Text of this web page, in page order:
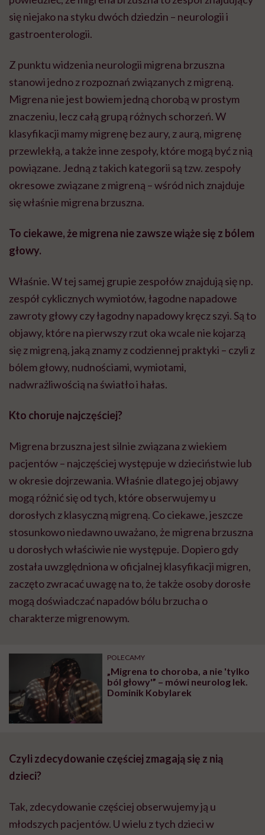
się niejako na styku dwóch dziedzin – neurologii i
gastroenterologii.
Z punktu widzenia neurologii migrena brzuszna
stanowi jedno z rozpoznań związanych z migreną.
Migrena nie jest bowiem jedną chorobą w prostym
znaczeniu, lecz całą grupą różnych schorzeń. W
klasyfikacji mamy migrenę bez aury, z aurą, migrenę
przewlekłą, a także inne zespoły, które mogą być z nią
powiązane. Jedną z takich kategorii są tzw. zespoły
okresowe związane z migreną – wśród nich znajduje
się właśnie migrena brzuszna.
To ciekawe, że migrena nie zawsze wiąże się z bólem
głowy.
Właśnie. W tej samej grupie zespołów znajdują się np.
zespół cyklicznych wymiotów, łagodne napadowe
zawroty głowy czy łagodny napadowy kręcz szyi. Są to
objawy, które na pierwszy rzut oka wcale nie kojarzą
się z migreną, jaką znamy z codziennej praktyki – czyli z
bólem głowy, nudnościami, wymiotami,
nadwrażliwością na światło i hałas.
Kto choruje najczęściej?
Migrena brzuszna jest silnie związana z wiekiem
pacjentów – najczęściej występuje w dzieciństwie lub
w okresie dojrzewania. Właśnie dlatego jej objawy
mogą różnić się od tych, które obserwujemy u
dorosłych z klasyczną migreną. Co ciekawe, jeszcze
stosunkowo niedawno uważano, że migrena brzuszna
u dorosłych właściwie nie występuje. Dopiero gdy
została uwzględniona w oficjalnej klasyfikacji migren,
zaczęto zwracać uwagę na to, że także osoby dorosłe
mogą doświadczać napadów bólu brzucha o
charakterze migrenowym.
POLECAMY
„Migrena to choroba, a nie 'tylko
ból głowy'” – mówi neurolog lek.
Dominik Kobylarek
Czyli zdecydowanie częściej zmagają się z nią
dzieci?
Tak, zdecydowanie częściej obserwujemy ją u
młodszych pacjentów. U wielu z tych dzieci w